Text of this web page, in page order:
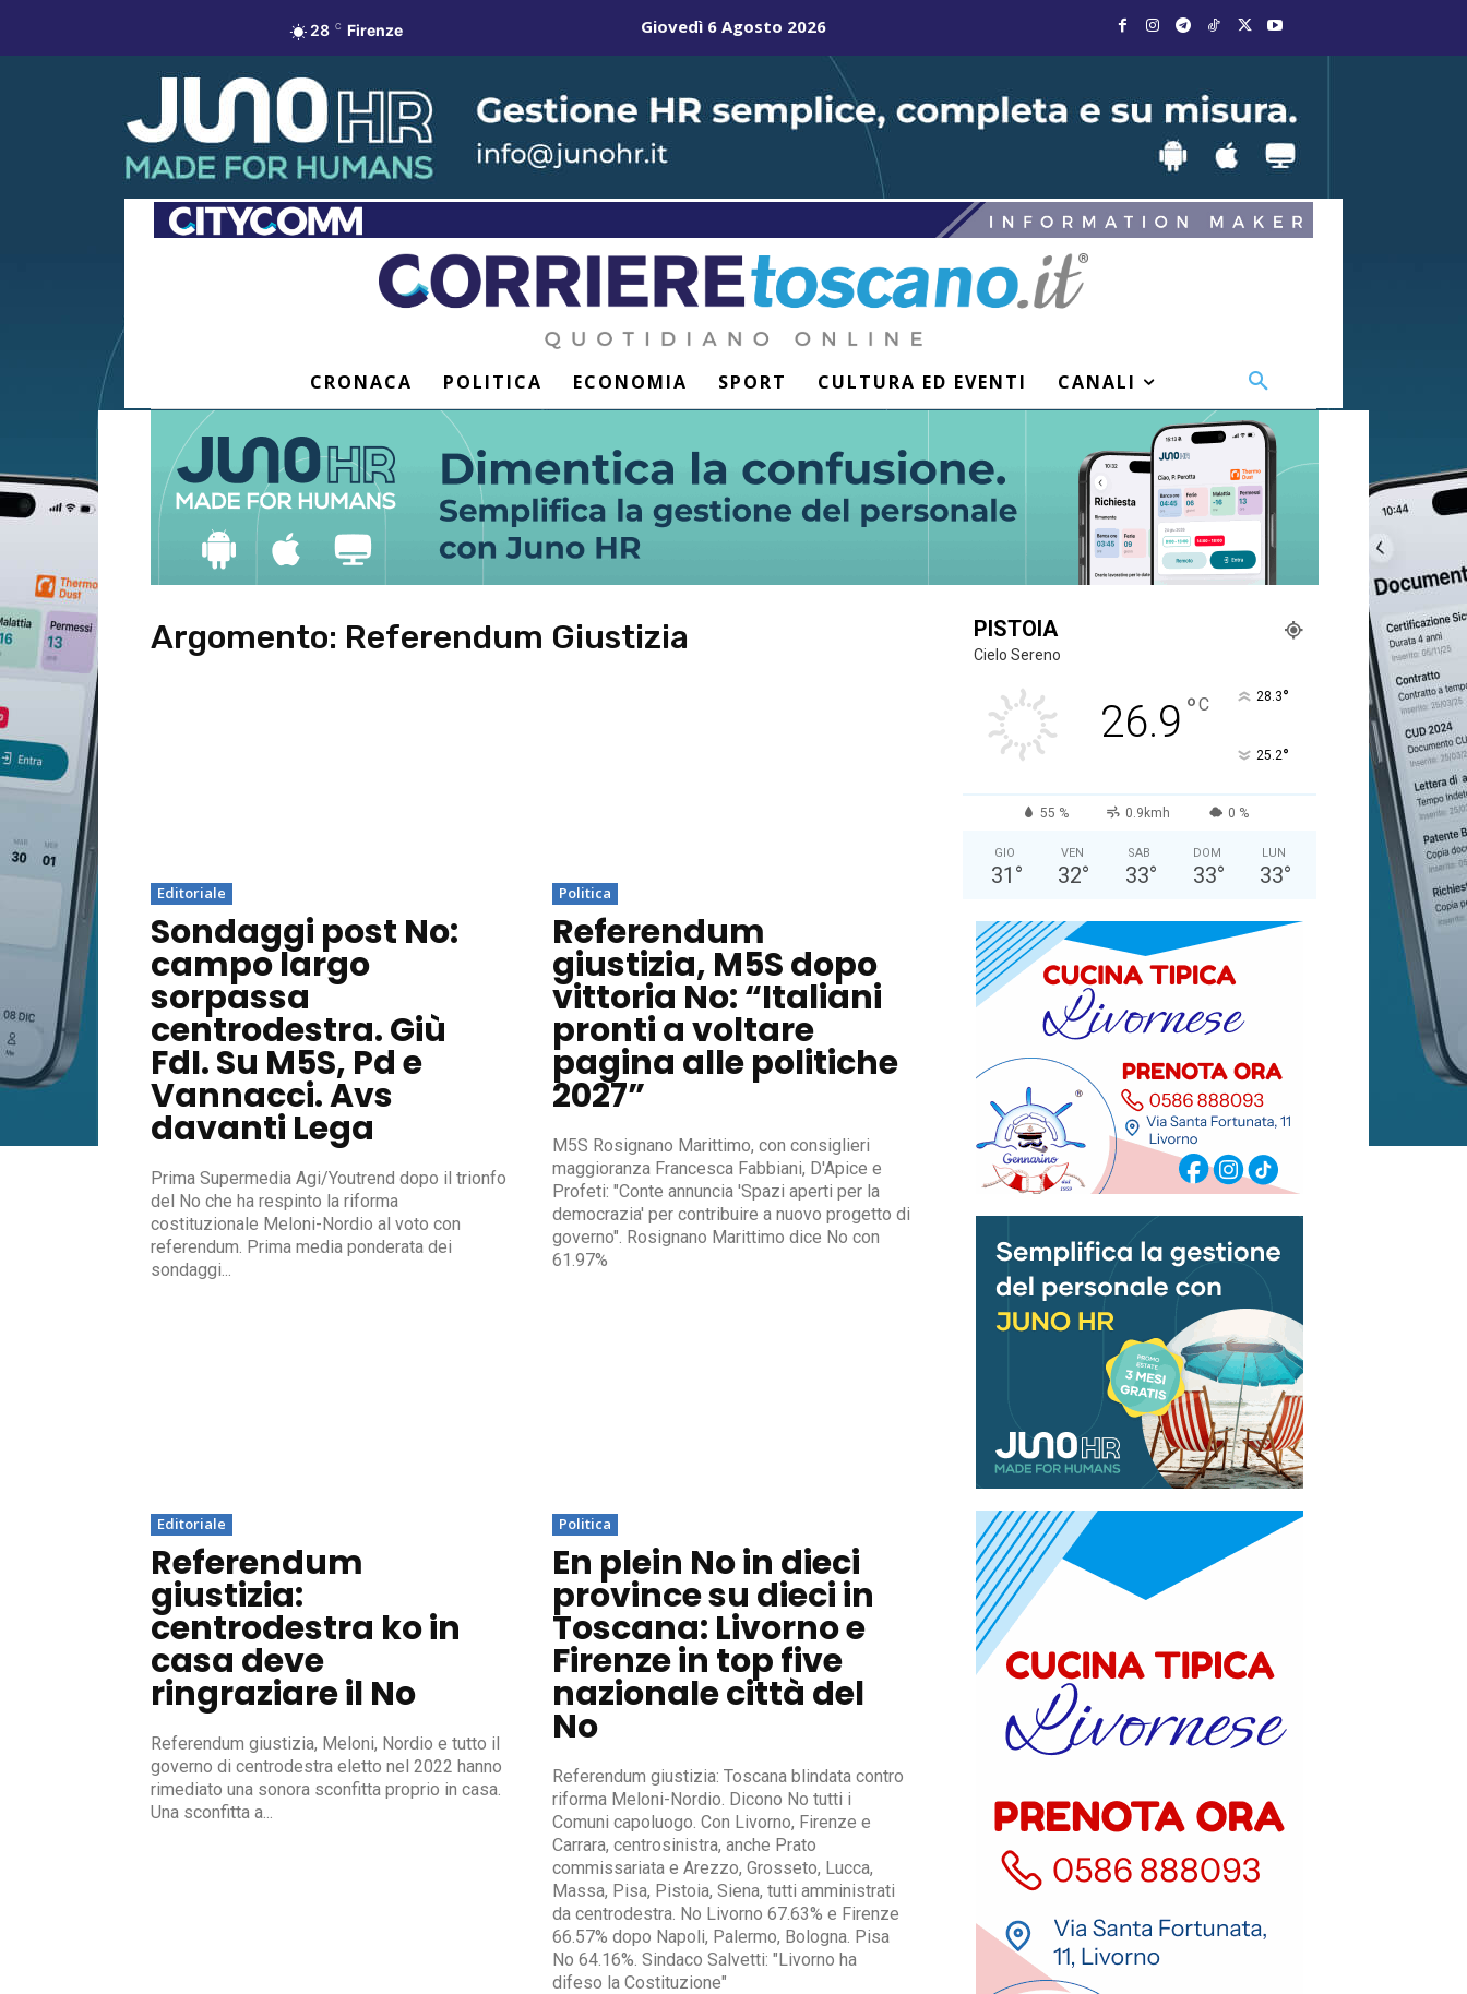
28 C Firenze Giovedì 6 Agosto 2026
CRONACA POLITICA ECONOMIA SPORT CULTURA ED EVENTI CANALI
Argomento: Referendum Giustizia
Editoriale
Sondaggi post No:
campo largo
sorpassa
centrodestra. Giù
FdI. Su M5S, Pd e
Vannacci. Avs
davanti Lega
Prima Supermedia Agi/Youtrend dopo il trionfo
del No che ha respinto la riforma
costituzionale Meloni-Nordio al voto con
referendum. Prima media ponderata dei
sondaggi...
Politica
Referendum
giustizia, M5S dopo
vittoria No: “Italiani
pronti a voltare
pagina alle politiche
2027”
M5S Rosignano Marittimo, con consiglieri
maggioranza Francesca Fabbiani, D'Apice e
Profeti: "Conte annuncia 'Spazi aperti per la
democrazia' per contribuire a nuovo progetto di
governo". Rosignano Marittimo dice No con
61.97%
Editoriale
Referendum
giustizia:
centrodestra ko in
casa deve
ringraziare il No
Referendum giustizia, Meloni, Nordio e tutto il
governo di centrodestra eletto nel 2022 hanno
rimediato una sonora sconfitta proprio in casa.
Una sconfitta a...
Politica
En plein No in dieci
province su dieci in
Toscana: Livorno e
Firenze in top five
nazionale città del
No
Referendum giustizia: Toscana blindata contro
riforma Meloni-Nordio. Dicono No tutti i
Comuni capoluogo. Con Livorno, Firenze e
Carrara, centrosinistra, anche Prato
commissariata e Arezzo, Grosseto, Lucca,
Massa, Pisa, Pistoia, Siena, tutti amministrati
da centrodestra. No Livorno 67.63% e Firenze
66.57% dopo Napoli, Palermo, Bologna. Pisa
No 64.16%. Sindaco Salvetti: "Livorno ha
difeso la Costituzione"
PISTOIA
Cielo Sereno
26.9 °C 28.3°
25.2°
55 % 0.9kmh 0 %
GIO
31 °
VEN
32°
SAB
33°
DOM
33°
LUN
33°